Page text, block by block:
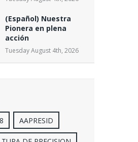
(Español) Nuestra
Pionera en plena
acción
Tuesday August 4th, 2026
AAPRESID